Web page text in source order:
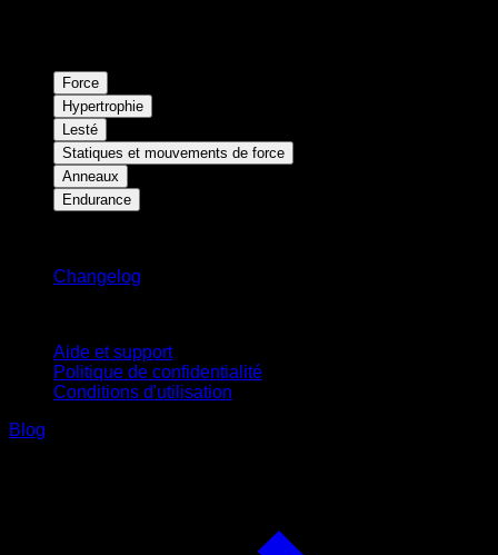
Force
Hypertrophie
Lesté
Statiques et mouvements de force
Anneaux
Endurance
Changelog
Aide et support
Politique de confidentialité
Conditions d'utilisation
Blog